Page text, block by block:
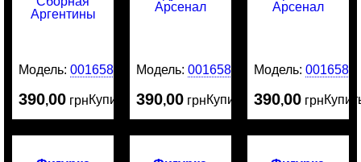
Модель:0016583
390,00 грнКупить
Модель:0016582
390,00 грнКупить
Модель: 0016581
390,00 грн